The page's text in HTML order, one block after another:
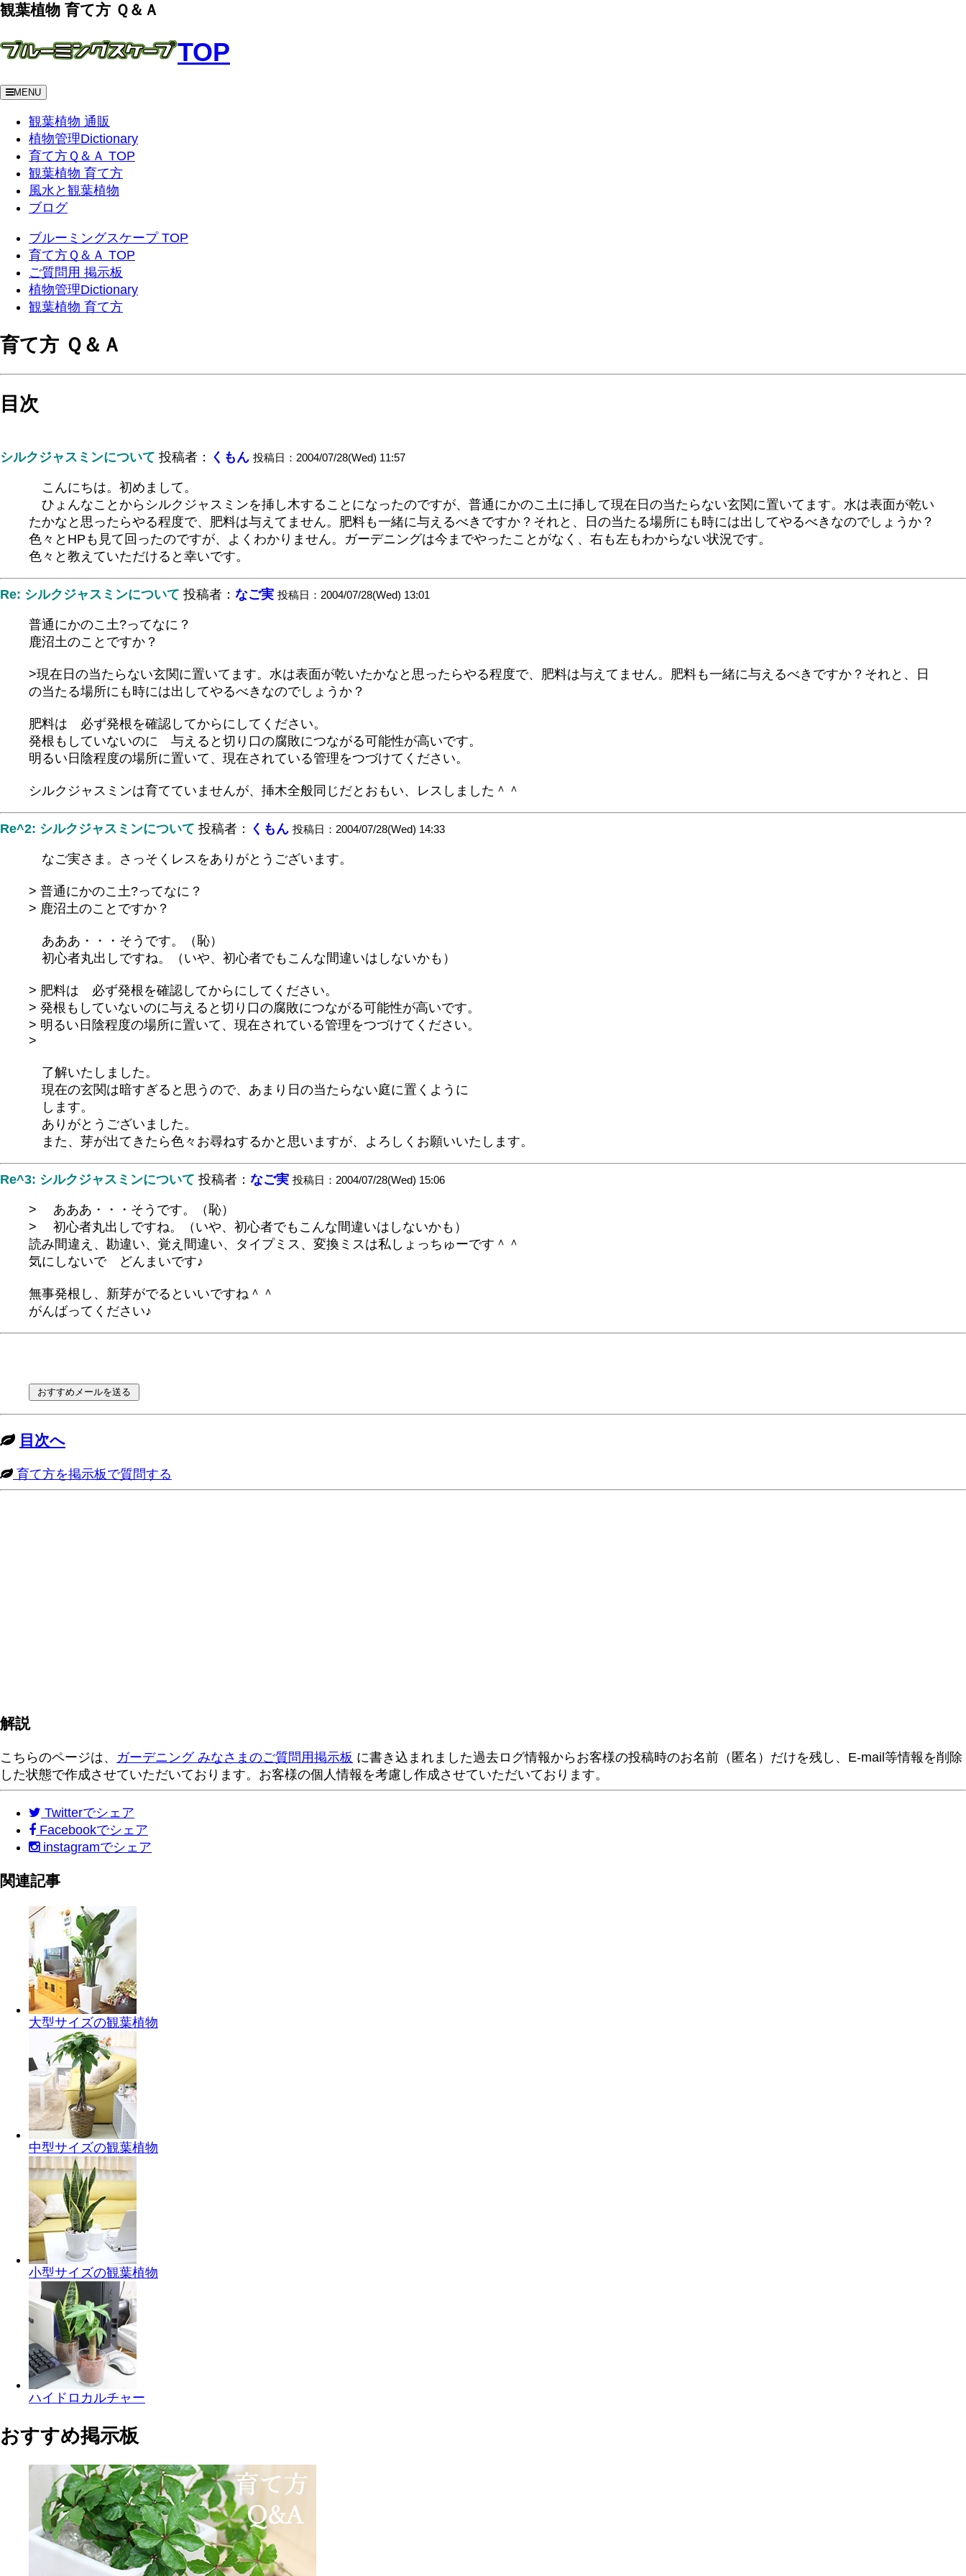
観葉植物 育て方 Ｑ＆Ａ
TOP
MENU
観葉植物 通販
植物管理Dictionary
育て方Ｑ＆Ａ TOP
観葉植物 育て方
風水と観葉植物
ブログ
ブルーミングスケープ TOP
育て方Ｑ＆Ａ TOP
ご質問用 掲示板
植物管理Dictionary
観葉植物 育て方
育て方 Ｑ＆Ａ
目次
シルクジャスミンについて 投稿者： くもん 投稿日：2004/07/28(Wed) 11:57
こんにちは。初めまして。
ひょんなことからシルクジャスミンを挿し木することになったのですが、普通にかのこ土に挿して現在日の当たらない玄関に置いてます。水は表面が乾い
たかなと思ったらやる程度で、肥料は与えてません。肥料も一緒に与えるべきですか？それと、日の当たる場所にも時には出してやるべきなのでしょうか？
色々とHPも見て回ったのですが、よくわかりません。ガーデニングは今までやったことがなく、右も左もわからない状況です。
色々と教えていただけると幸いです。
Re: シルクジャスミンについて 投稿者： なご実 投稿日：2004/07/28(Wed) 13:01
普通にかのこ土?ってなに？
鹿沼土のことですか？
>現在日の当たらない玄関に置いてます。水は表面が乾いたかなと思ったらやる程度で、肥料は与えてません。肥料も一緒に与えるべきですか？それと、日
の当たる場所にも時には出してやるべきなのでしょうか？
肥料は 必ず発根を確認してからにしてください。
発根もしていないのに 与えると切り口の腐敗につながる可能性が高いです。
明るい日陰程度の場所に置いて、現在されている管理をつづけてください。
シルクジャスミンは育てていませんが、挿木全般同じだとおもい、レスしました＾＾
Re^2: シルクジャスミンについて 投稿者： くもん 投稿日：2004/07/28(Wed) 14:33
なご実さま。さっそくレスをありがとうございます。
> 普通にかのこ土?ってなに？
> 鹿沼土のことですか？
あああ・・・そうです。（恥）
初心者丸出しですね。（いや、初心者でもこんな間違いはしないかも）
> 肥料は 必ず発根を確認してからにしてください。
> 発根もしていないのに与えると切り口の腐敗につながる可能性が高いです。
> 明るい日陰程度の場所に置いて、現在されている管理をつづけてください。
>
了解いたしました。
現在の玄関は暗すぎると思うので、あまり日の当たらない庭に置くように
します。
ありがとうございました。
また、芽が出てきたら色々お尋ねするかと思いますが、よろしくお願いいたします。
Re^3: シルクジャスミンについて 投稿者： なご実 投稿日：2004/07/28(Wed) 15:06
> あああ・・・そうです。（恥）
> 初心者丸出しですね。（いや、初心者でもこんな間違いはしないかも）
読み間違え、勘違い、覚え間違い、タイプミス、変換ミスは私しょっちゅーです＾＾
気にしないで どんまいです♪
無事発根し、新芽がでるといいですね＾＾
がんばってください♪
目次へ
育て方を掲示板で質問する
解説
こちらのページは、 ガーデニング みなさまのご質問用掲示板 に書き込まれました過去ログ情報からお客様の投稿時のお名前（匿名）だけを残し、E-mail等情報を削除
した状態で作成させていただいております。お客様の個人情報を考慮し作成させていただいております。
Twitterでシェア
Facebookでシェア
instagramでシェア
関連記事
大型サイズの観葉植物
中型サイズの観葉植物
小型サイズの観葉植物
ハイドロカルチャー
おすすめ掲示板